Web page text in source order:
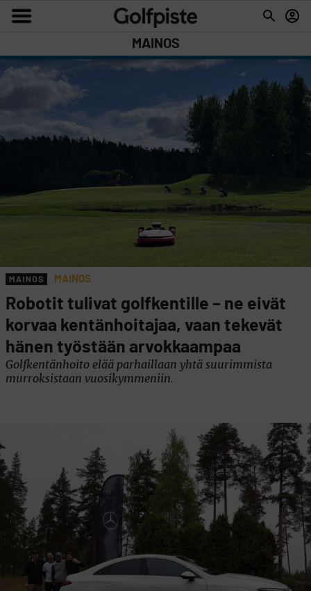
MAINOS
MAINOS
Robotit tulivat golfkentille – ne eivät
korvaa kentänhoitajaa, vaan tekevät
hänen työstään arvokkaampaa
Golfkentänhoito elää parhaillaan yhtä suurimmista
murroksistaan vuosikymmeniin.